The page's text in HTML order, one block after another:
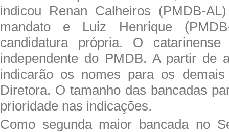
indicou Renan Calheiros (PMDB-
mandato e Luiz Henrique
candidatura própria. O
independente do PMDB. A partir de
indicarão os nomes para os
Diretora. O tamanho das bancadas
prioridade nas indicações.
Como segunda maior bancada no